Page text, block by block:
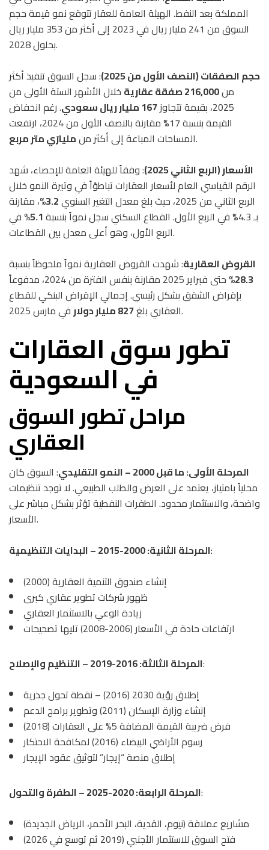
المملكة بعد النفط. الهيئة العامة للعقار تتوقع نمو قيمة حجم
السوق من 241 مليار ريال في 2023 إلى أكثر من 353 مليار ريال
بحلول 2028.
حجم الصفقات (النصف الأول من 2025)
: سجل السوق تنفيذ أكثر
من216,000 صفقة عقارية
خلال الأشهر الستة الأولى من
2025، بقيمة تتجاوز
167 مليار ريال سعودي
. رغم انخفاض
القيمة بنسبة 17% مقارنة بالنصف الأول من 2024، ارتفعت
المساحات المباعة إلى أكثر منمليارَي متر مربع
.
الأسعار (الربع الثاني 2025)
: وفقاً للهيئة العامة للإحصاء، شهد
الرقم القياسي العام لأسعار العقارات تباطؤاً في وتيرة النمو خلال
الربع الثاني من 2025، حيث بلغ معدل التغير السنوي
3.2% ، مقارنة
بـ 4.3% في الربع الأول. القطاع السكني سجل نمواً بنسبة
5.1% في
الربع الأول، وهو أعلى معدل بين القطاعات.
القروض العقارية: شهدت القروض العقارية نمواً ملحوظاً بنسبة
28.3%
حتى فبراير 2025 مقارنة بنفس الفترة من 2024، مدفوعاً
بإقراض الشقق بشكل رئيسي. إجمالي الإقراض البنكي للقطاع
العقاري بلغ827 مليار دولار في مارس 2025.
تطور سوق العقارات
في السعودية
مراحل تطور السوق
العقاري
المرحلة الأولى: ما قبل 2000 – النمو التقليدي
: السوق كان
محلياً بامتياز، يعتمد على العرض والطلب الطبيعي. لا توجد تنظيمات
واضحة، والاستثمار محدود. الطفرات النفطية تؤثر بشكل مباشر على
الأسعار.
المرحلة الثانية: 2000-2015 – البدايات التنظيمية:
إنشاء صندوق التنمية العقارية (2000)
ظهور شركات تطوير عقاري كبرى
زيادة الوعي بالاستثمار العقاري
ارتفاعات حادة في الأسعار (2006-2008) تليها تصحيحات
المرحلة الثالثة: 2016-2019 – التنظيم والإصلاح:
إطلاق رؤية 2030 (2016) – نقطة تحول جذرية
إنشاء وزارة الإسكان (2011) وتطوير برامج الدعم
فرض ضريبة القيمة المضافة 5% على العقارات (2018)
رسوم الأراضي البيضاء (2016) لمكافحة الاحتكار
إطلاق منصة “إيجار” لتوثيق عقود الإيجار
المرحلة الرابعة: 2020-2025 – الطفرة والتحول:
مشاريع عملاقة (نيوم، القدية، البحر الأحمر، الرياض الجديدة)
فتح السوق للاستثمار الأجنبي (2019 ثم توسع في 2026)